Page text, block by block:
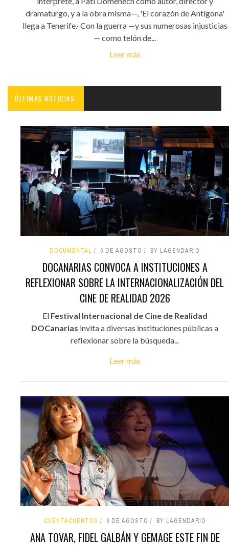
dramaturgo, y a la obra misma—, 'El corazón de Antígona'
llega a Tenerife.· Con la guerra —y sus numerosas injusticias
— como telón de...
Leer más
ÚLTIMAS NOTICIAS'
DOCUMENTAL 6 DE AGOSTO BY LAGENDARIO
DOCANARIAS CONVOCA A INSTITUCIONES A
REFLEXIONAR SOBRE LA INTERNACIONALIZACIÓN DEL
CINE DE REALIDAD 2026
El Festival Internacional de Cine de Realidad
DOCanarias invita a diversas instituciones públicas a
reflexionar sobre la búsqueda...
Leer más
CUENTACUENTOS 6 DE AGOSTO BY LAGENDARIO
ANA TOVAR, FIDEL GALBÁN Y GEMAGE ESTE FIN DE